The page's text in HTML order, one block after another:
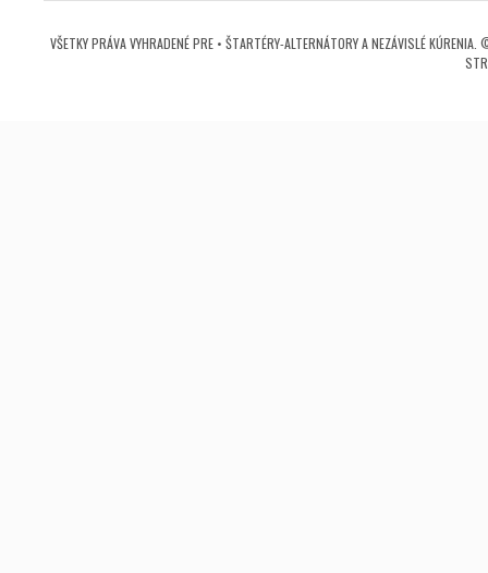
VŠETKY PRÁVA VYHRADENÉ PRE • ŠTARTÉRY-ALTERNÁTORY A NEZÁVISLÉ